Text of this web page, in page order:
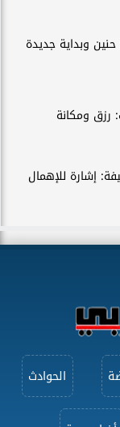
وبداية جديدة
رزق ومكانة
إشارة للإهمال
الحوادث